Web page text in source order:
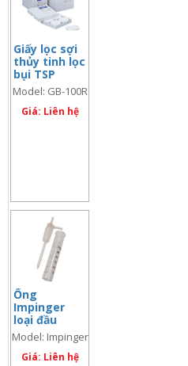
Giấy lọc sợi
thủy tinh lọc
bụi TSP
GB100R cho
máy HV500R
hãng Sibata
Model: GB-100R
Giá: Liên hệ
Ống
Impinger
loại đầu
nhọn 100ml
hoặc 150ml
hoặc 200ml
Model: Impinger
25.4
Giá: Liên hệ